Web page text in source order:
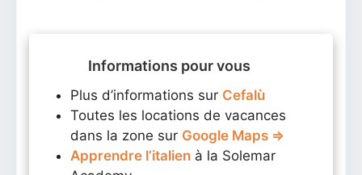
Informations pour vous
Plus d’informations sur Cefalù
Toutes les locations de vacances
dans la zone sur Google Maps ⇒
Apprendre l’italien à la Solemar